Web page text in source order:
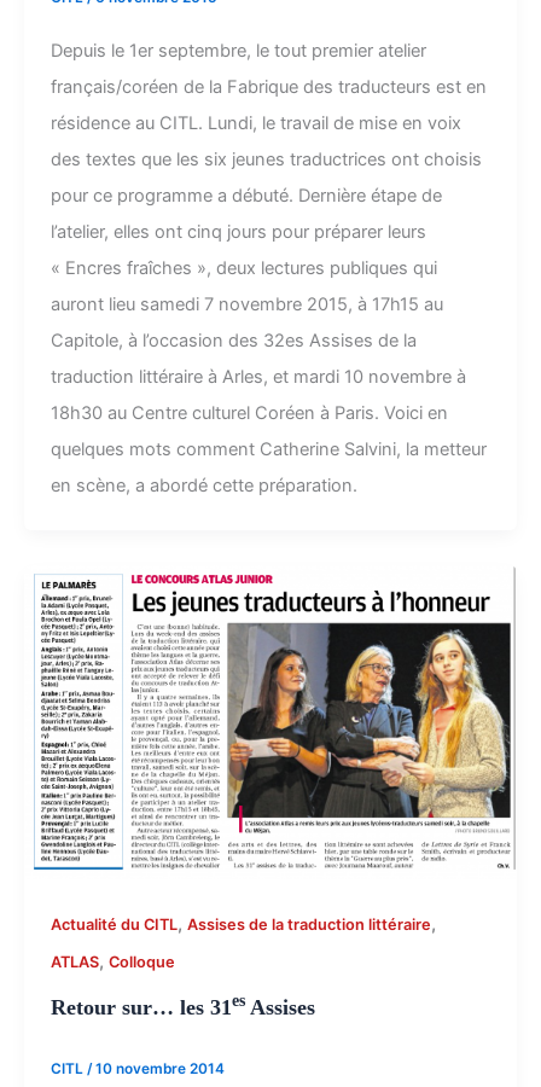
Depuis le 1er septembre, le tout premier atelier
français/coréen de la Fabrique des traducteurs est en
résidence au CITL. Lundi, le travail de mise en voix
des textes que les six jeunes traductrices ont choisis
pour ce programme a débuté. Dernière étape de
l’atelier, elles ont cinq jours pour préparer leurs
« Encres fraîches », deux lectures publiques qui
auront lieu samedi 7 novembre 2015, à 17h15 au
Capitole, à l’occasion des 32es Assises de la
traduction littéraire à Arles, et mardi 10 novembre à
18h30 au Centre culturel Coréen à Paris. Voici en
quelques mots comment Catherine Salvini, la metteur
en scène, a abordé cette préparation.
Actualité du CITL, Assises de la traduction littéraire,
ATLAS, Colloque
Retour sur… les 31esAssises
CITL /10 novembre 2014